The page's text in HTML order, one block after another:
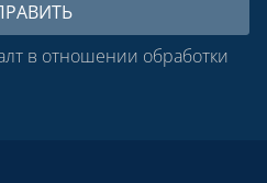
в отношении обработки